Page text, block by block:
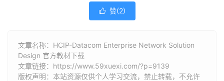
 赞(2)
文章名称：HCIP-Datacom Enterprise Network Solution
Design 官方教材下载
文章链接： https://www.59xuexi.com/?p=9139
版权声明：本站资源仅供个人学习交流，禁止转载，不允许